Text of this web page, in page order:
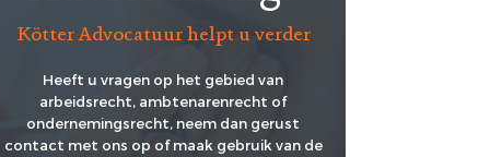
HUURPRIJSVERLAGING
OF ONTBINDING VAN DE
Kötter Advocatuur helpt u verder
Heeft u vragen op het gebied van
arbeidsrecht, ambtenarenrecht of
ondernemingsrecht, neem dan gerust
contact met ons op of maak gebruik van de